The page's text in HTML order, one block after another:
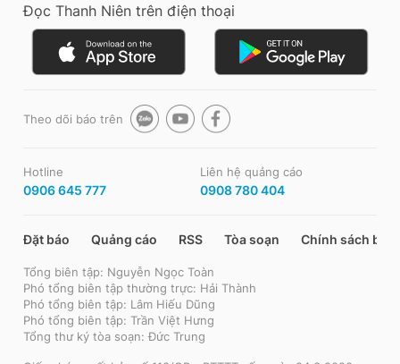
Đọc Thanh Niên trên điện thoại
Theo dõi báo trên
Hotline
0906 645 777
Liên hệ quảng cáo
0908 780 404
Đặt báo Quảng cáo RSS Tòa soạn Chính sách bảo
Tổng biên tập: Nguyễn Ngọc Toàn
Phó tổng biên tập thường trực: Hải Thành
Phó tổng biên tập: Lâm Hiếu Dũng
Phó tổng biên tập: Trần Việt Hưng
Tổng thư ký tòa soạn: Đức Trung